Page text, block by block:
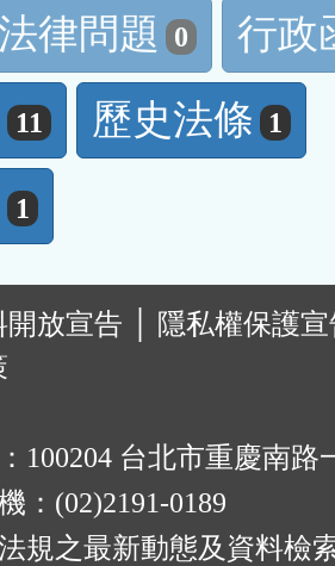
法律問題 0
行政
11 歷史法條 1
1
放宣告
隱私權保護
100204 台北市重慶南路
(02)2191-0189
規之最新動態及資料檢